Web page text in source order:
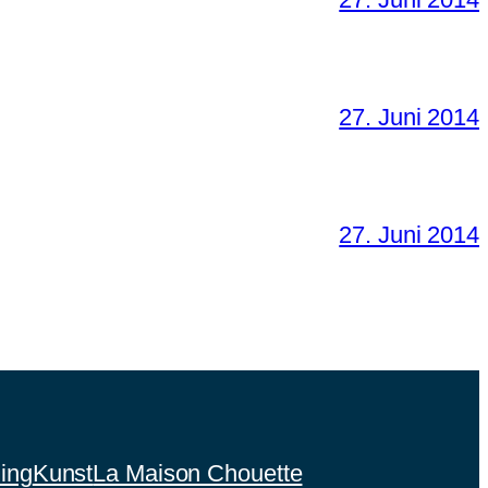
27. Juni 2014
27. Juni 2014
KunstLa Maison Chouette